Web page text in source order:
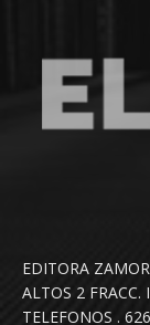
EDITORA
ALTOS 2 FRACC.
TELEFONOS .